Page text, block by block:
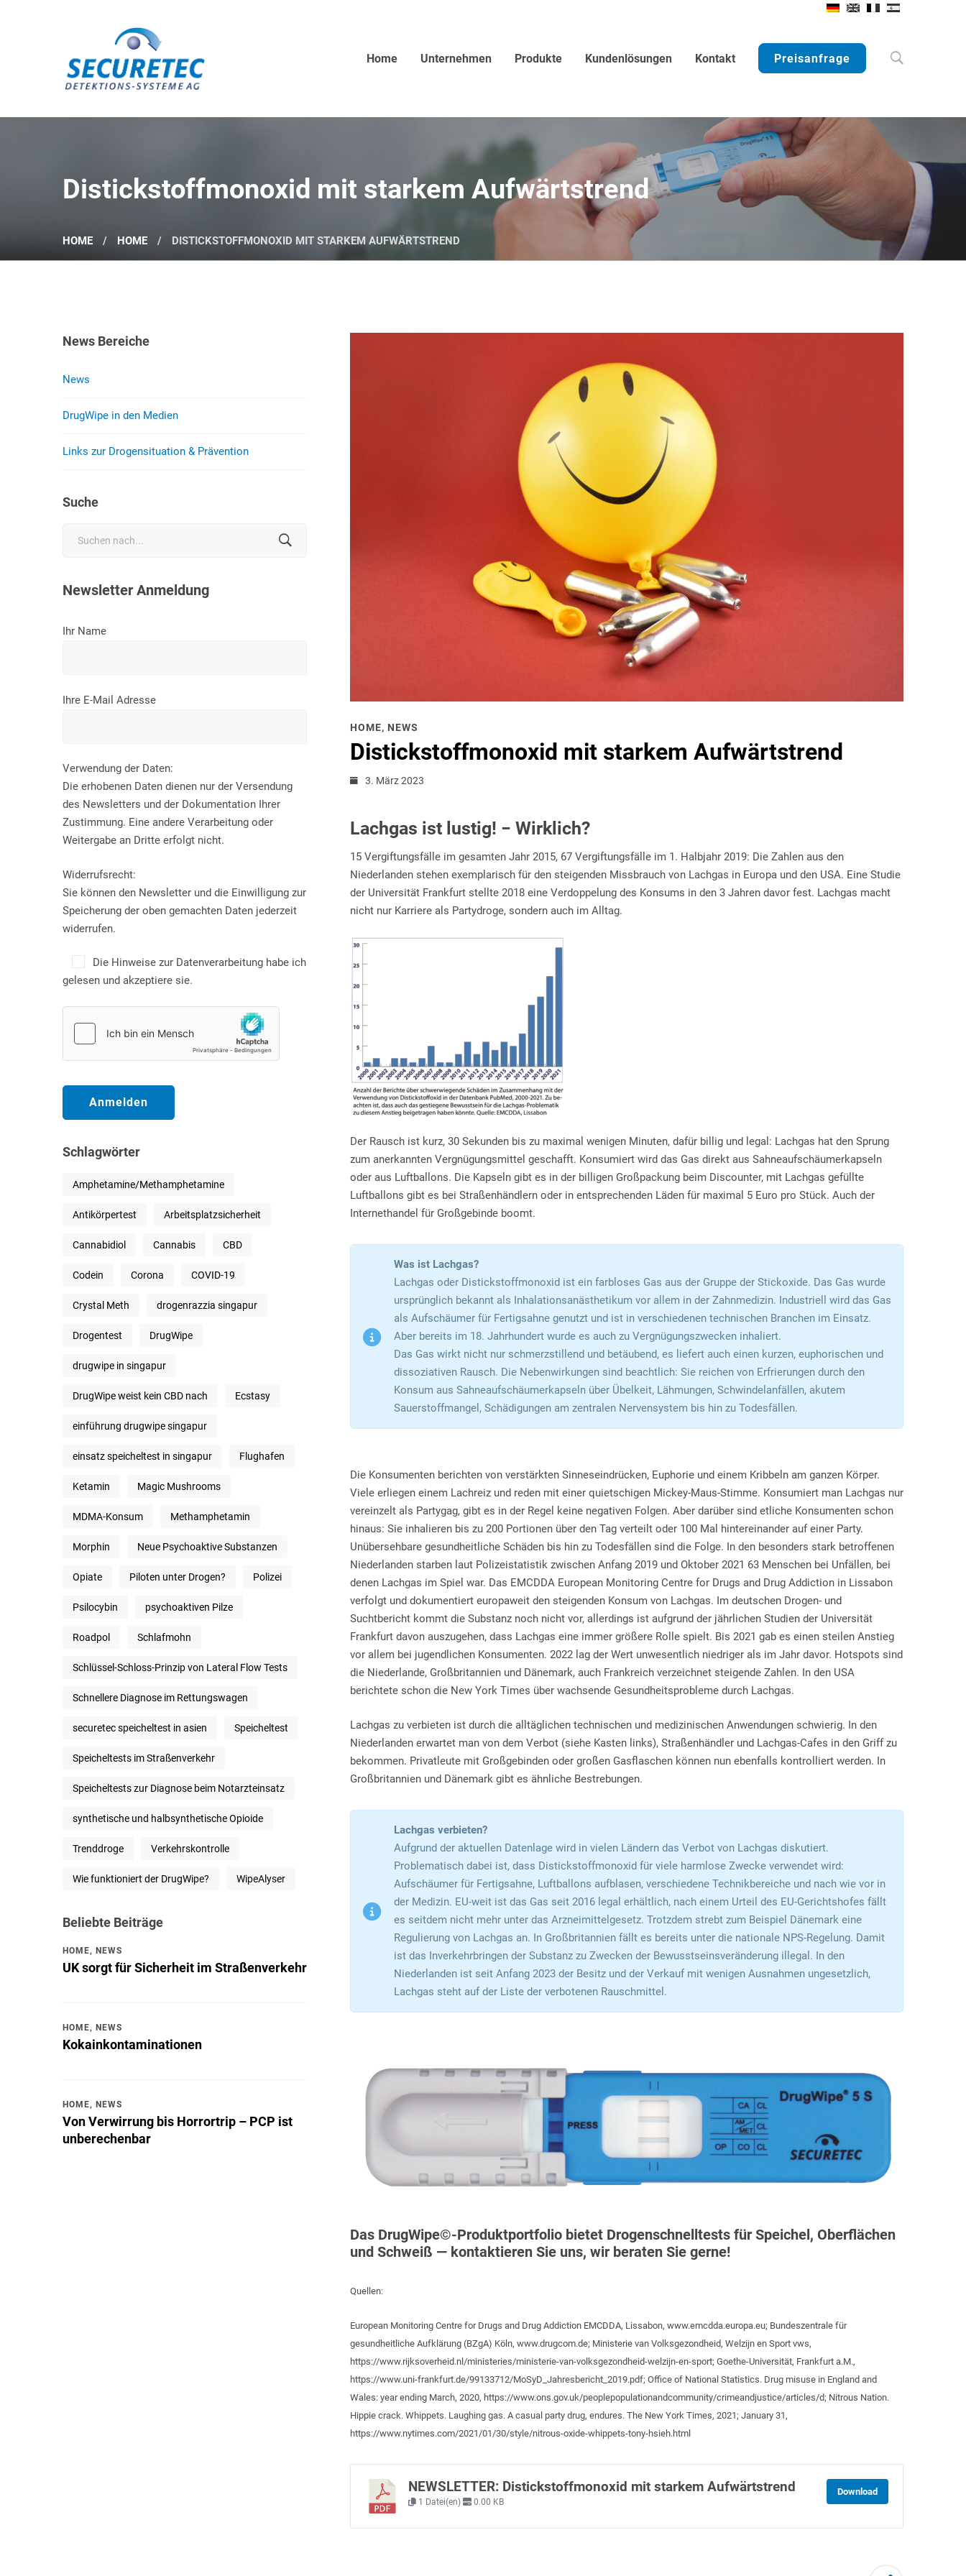
Home Unternehmen Produkte Kundenlösungen Kontakt Preisanfrage
Distickstoffmonoxid mit starkem Aufwärtstrend
HOME HOME DISTICKSTOFFMONOXID MIT STARKEM AUFWÄRTSTREND
News Bereiche
News
DrugWipe in den Medien
Links zur Drogensituation & Prävention
Suche
Newsletter Anmeldung
Ihr Name
Ihre E-Mail Adresse
Verwendung der Daten:
Die erhobenen Daten dienen nur der Versendung
des Newsletters und der Dokumentation Ihrer
Zustimmung. Eine andere Verarbeitung oder
Weitergabe an Dritte erfolgt nicht.
Widerrufsrecht:
Sie können den Newsletter und die Einwilligung zur
Speicherung der oben gemachten Daten jederzeit
widerrufen.
Die Hinweise zur Datenverarbeitung habe ich
gelesen und akzeptiere sie.
Schlagwörter
Amphetamine/Methamphetamine
Antikörpertest Arbeitsplatzsicherheit
Cannabidiol Cannabis CBD
Codein Corona COVID-19
Crystal Meth drogenrazzia singapur
Drogentest DrugWipe
drugwipe in singapur
DrugWipe weist kein CBD nach Ecstasy
einführung drugwipe singapur
einsatz speicheltest in singapur Flughafen
Ketamin Magic Mushrooms
MDMA-Konsum Methamphetamin
Morphin Neue Psychoaktive Substanzen
Opiate Piloten unter Drogen? Polizei
Psilocybin psychoaktiven Pilze
Roadpol Schlafmohn
Schlüssel-Schloss-Prinzip von Lateral Flow Tests
Schnellere Diagnose im Rettungswagen
securetec speicheltest in asien Speicheltest
Speicheltests im Straßenverkehr
Speicheltests zur Diagnose beim Notarzteinsatz
synthetische und halbsynthetische Opioide
Trenddroge Verkehrskontrolle
Wie funktioniert der DrugWipe? WipeAlyser
Beliebte Beiträge
HOME, NEWS
UK sorgt für Sicherheit im Straßenverkehr
HOME, NEWS
Kokainkontaminationen
HOME, NEWS
Von Verwirrung bis Horrortrip – PCP ist
unberechenbar
HOME, NEWS
Distickstoffmonoxid mit starkem Aufwärtstrend
3. März 2023
Lachgas ist lustig! − Wirklich?
15 Vergiftungsfälle im gesamten Jahr 2015, 67 Vergiftungsfälle im 1. Halbjahr 2019: Die Zahlen aus den
Niederlanden stehen exemplarisch für den steigenden Missbrauch von Lachgas in Europa und den USA. Eine Studie
der Universität Frankfurt stellte 2018 eine Verdoppelung des Konsums in den 3 Jahren davor fest. Lachgas macht
nicht nur Karriere als Partydroge, sondern auch im Alltag.
Der Rausch ist kurz, 30 Sekunden bis zu maximal wenigen Minuten, dafür billig und legal: Lachgas hat den Sprung
zum anerkannten Vergnügungsmittel geschafft. Konsumiert wird das Gas direkt aus Sahneaufschäumerkapseln
oder aus Luftballons. Die Kapseln gibt es in der billigen Großpackung beim Discounter, mit Lachgas gefüllte
Luftballons gibt es bei Straßenhändlern oder in entsprechenden Läden für maximal 5 Euro pro Stück. Auch der
Internethandel für Großgebinde boomt.
Was ist Lachgas?
Lachgas oder Distickstoffmonoxid ist ein farbloses Gas aus der Gruppe der Stickoxide. Das Gas wurde
ursprünglich bekannt als Inhalationsanästhetikum vor allem in der Zahnmedizin. Industriell wird das Gas
als Aufschäumer für Fertigsahne genutzt und ist in verschiedenen technischen Branchen im Einsatz.
Aber bereits im 18. Jahrhundert wurde es auch zu Vergnügungszwecken inhaliert.
Das Gas wirkt nicht nur schmerzstillend und betäubend, es liefert auch einen kurzen, euphorischen und
dissoziativen Rausch. Die Nebenwirkungen sind beachtlich: Sie reichen von Erfrierungen durch den
Konsum aus Sahneaufschäumerkapseln über Übelkeit, Lähmungen, Schwindelanfällen, akutem
Sauerstoffmangel, Schädigungen am zentralen Nervensystem bis hin zu Todesfällen.
Die Konsumenten berichten von verstärkten Sinneseindrücken, Euphorie und einem Kribbeln am ganzen Körper.
Viele erliegen einem Lachreiz und reden mit einer quietschigen Mickey-Maus-Stimme. Konsumiert man Lachgas nur
vereinzelt als Partygag, gibt es in der Regel keine negativen Folgen. Aber darüber sind etliche Konsumenten schon
hinaus: Sie inhalieren bis zu 200 Portionen über den Tag verteilt oder 100 Mal hintereinander auf einer Party.
Unübersehbare gesundheitliche Schäden bis hin zu Todesfällen sind die Folge. In den besonders stark betroffenen
Niederlanden starben laut Polizeistatistik zwischen Anfang 2019 und Oktober 2021 63 Menschen bei Unfällen, bei
denen Lachgas im Spiel war. Das EMCDDA European Monitoring Centre for Drugs and Drug Addiction in Lissabon
verfolgt und dokumentiert europaweit den steigenden Konsum von Lachgas. Im deutschen Drogen- und
Suchtbericht kommt die Substanz noch nicht vor, allerdings ist aufgrund der jährlichen Studien der Universität
Frankfurt davon auszugehen, dass Lachgas eine immer größere Rolle spielt. Bis 2021 gab es einen steilen Anstieg
vor allem bei jugendlichen Konsumenten. 2022 lag der Wert unwesentlich niedriger als im Jahr davor. Hotspots sind
die Niederlande, Großbritannien und Dänemark, auch Frankreich verzeichnet steigende Zahlen. In den USA
berichtete schon die New York Times über wachsende Gesundheitsprobleme durch Lachgas.
Lachgas zu verbieten ist durch die alltäglichen technischen und medizinischen Anwendungen schwierig. In den
Niederlanden erwartet man von dem Verbot (siehe Kasten links), Straßenhändler und Lachgas-Cafes in den Griff zu
bekommen. Privatleute mit Großgebinden oder großen Gasflaschen können nun ebenfalls kontrolliert werden. In
Großbritannien und Dänemark gibt es ähnliche Bestrebungen.
Lachgas verbieten?
Aufgrund der aktuellen Datenlage wird in vielen Ländern das Verbot von Lachgas diskutiert.
Problematisch dabei ist, dass Distickstoffmonoxid für viele harmlose Zwecke verwendet wird:
Aufschäumer für Fertigsahne, Luftballons aufblasen, verschiedene Technikbereiche und nach wie vor in
der Medizin. EU-weit ist das Gas seit 2016 legal erhältlich, nach einem Urteil des EU-Gerichtshofes fällt
es seitdem nicht mehr unter das Arzneimittelgesetz. Trotzdem strebt zum Beispiel Dänemark eine
Regulierung von Lachgas an. In Großbritannien fällt es bereits unter die nationale NPS-Regelung. Damit
ist das Inverkehrbringen der Substanz zu Zwecken der Bewusstseinsveränderung illegal. In den
Niederlanden ist seit Anfang 2023 der Besitz und der Verkauf mit wenigen Ausnahmen ungesetzlich,
Lachgas steht auf der Liste der verbotenen Rauschmittel.
Das DrugWipe©-Produktportfolio bietet Drogenschnelltests für Speichel, Oberflächen
und Schweiß — kontaktieren Sie uns, wir beraten Sie gerne!
Quellen:
European Monitoring Centre for Drugs and Drug Addiction EMCDDA, Lissabon, www.emcdda.europa.eu; Bundeszentrale für
gesundheitliche Aufklärung (BZgA) Köln, www.drugcom.de; Ministerie van Volksgezondheid, Welzijn en Sport vws,
https://www.rijksoverheid.nl/ministeries/ministerie-van-volksgezondheid-welzijn-en-sport; Goethe-Universität, Frankfurt a.M.,
https://www.uni-frankfurt.de/99133712/MoSyD_Jahresbericht_2019.pdf; Office of National Statistics. Drug misuse in England and
Wales: year ending March, 2020, https://www.ons.gov.uk/peoplepopulationandcommunity/crimeandjustice/articles/d; Nitrous Nation.
Hippie crack. Whippets. Laughing gas. A casual party drug, endures. The New York Times, 2021; January 31,
https://www.nytimes.com/2021/01/30/style/nitrous-oxide-whippets-tony-hsieh.html
NEWSLETTER: Distickstoffmonoxid mit starkem Aufwärtstrend
1 Datei(en) 0.00 KB
Download